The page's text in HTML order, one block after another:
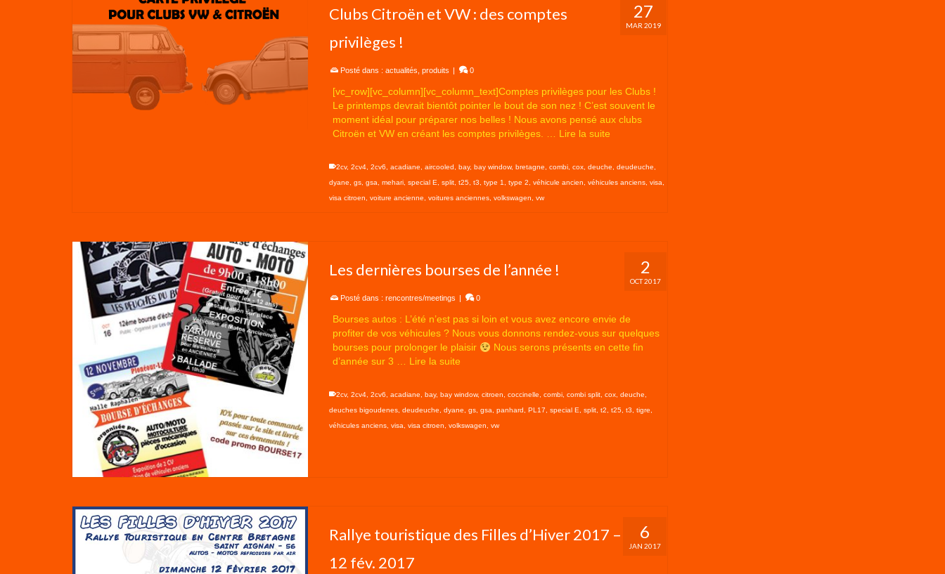
27
MAR 2019
Clubs Citroën et VW : des comptes
privilèges !
Posté dans : actualités produits 0
[vc_row][vc_column][vc_column_text]Comptes privilèges pour les Clubs !
Le printemps devrait bientôt pointer le bout de son nez ! C’est souvent le
moment idéal pour préparer nos belles ! Nous avons pensé aux clubs
Citroën et VW en créant les comptes privilèges. … Lire la suite
2cv, 2cv4, 2cv6, acadiane, aircooled , bay, bay window, bretagne, combi, cox, deuche, deudeuche,
dyane, gs, gsa, mehari, special E, split, t25, t3, type 1, type 2, véhicule ancien, véhicules anciens, visa,
visa citroen, voiture ancienne, voitures anciennes, volkswagen, vw
2
OCT 2017
Les dernières bourses de l’année !
Posté dans : rencontres/meetings 0
Bourses autos : L’été n’est pas si loin et vous avez encore envie de
profiter de vos véhicules ? Nous vous donnons rendez-vous sur quelques
bourses pour prolonger le plaisir
Nous serons présents en cette fin
d’année sur 3 … Lire la suite
2cv, 2cv4, 2cv6, acadiane, bay, bay window, citroen, coccinelle, combi, combi split, cox, deuche,
deuches bigoudenes, deudeuche, dyane, gs, gsa, panhard , PL17, special E, split, t2, t25, t3, tigre,
véhicules anciens, visa, visa citroen, volkswagen, vw
6
JAN 2017
Rallye touristique des Filles d’Hiver 2017 –
12 fév. 2017